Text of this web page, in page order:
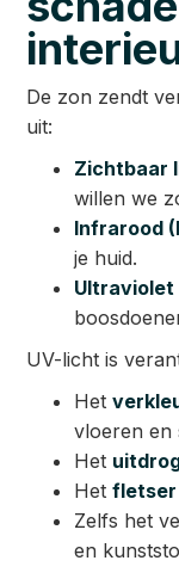
De zon zendt
uit:
Zichtbaar
willen we
Infrarood
je huid.
Ultraviolet
UV-licht is
Het
vloeren en
Het
Hetfletser
Zelfs het
en